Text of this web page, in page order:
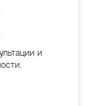
и